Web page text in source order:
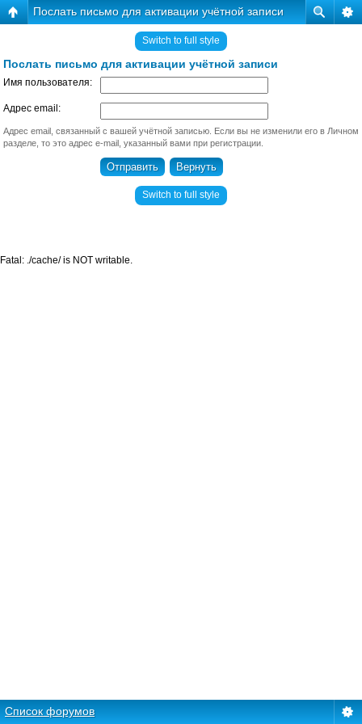
Послать письмо для активации учётной записи
Switch to full style
Послать письмо для активации учётной записи
Имя пользователя:
Адрес email:
Адрес email, связанный с вашей учётной записью. Если вы не изменили его в Личном
разделе, то это адрес e-mail, указанный вами при регистрации.
Switch to full style
Список форумов
Fatal: ./cache/ is NOT writable.